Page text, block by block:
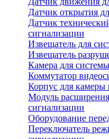
Датчик открытия
Датчик
сигнализации
Извещатель для
Извещатель
Камера для
Коммутатор
Корпус для камеры
Модуль
сигнализации
Оборудование
Переключатель